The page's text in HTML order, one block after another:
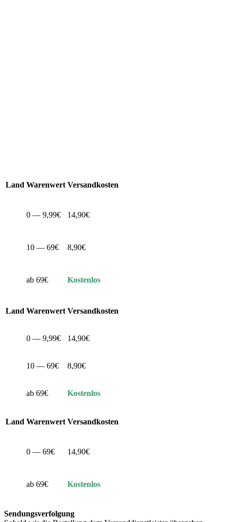
Land Warenwert Versandkosten
0 — 9,99€ 14,90€
10 — 69€ 8,90€
ab 69€ Kostenlos
Land Warenwert Versandkosten
0 — 9,99€ 14,90€
10 — 69€ 8,90€
ab 69€ Kostenlos
Land Warenwert Versandkosten
0 — 69€ 14,90€
ab 69€ Kostenlos
Sendungsverfolgung